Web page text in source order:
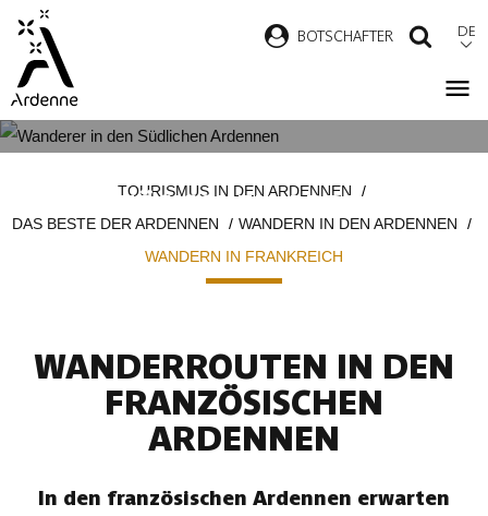
Direkt
zum
Inhalt
BOTSCHAFTER DE
FRANZÖSISCHEN ARDENNEN
TOURISMUS IN DEN ARDENNEN
DAS BESTE DER ARDENNEN
WANDERN IN DEN ARDENNEN
WANDERN IN FRANKREICH
WANDERROUTEN IN DEN
FRANZÖSISCHEN
ARDENNEN
In den französischen Ardennen erwarten